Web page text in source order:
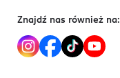
Znajdź nas również na: